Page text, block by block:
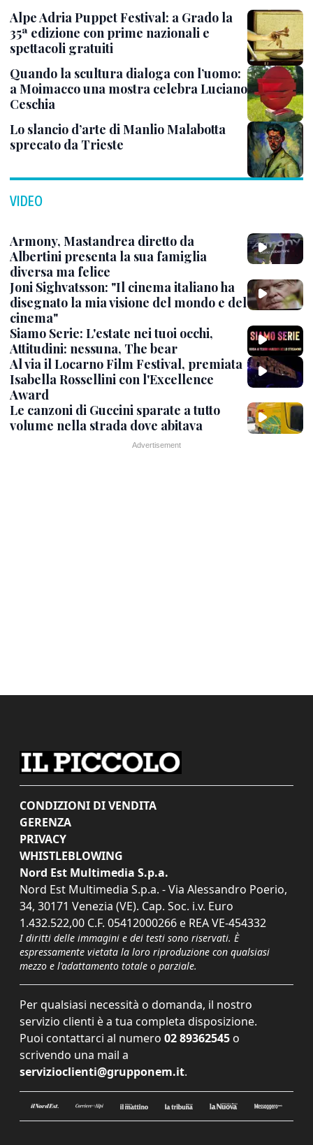
Alpe Adria Puppet Festival: a Grado la
35ª edizione con prime nazionali e
spettacoli gratuiti
Quando la scultura dialoga con l’uomo:
a Moimacco una mostra celebra Luciano
Ceschia
Lo slancio d’arte di Manlio Malabotta
sprecato da Trieste
VIDEO
Armony, Mastandrea diretto da
Albertini presenta la sua famiglia
diversa ma felice
Joni Sighvatsson: "Il cinema italiano ha
disegnato la mia visione del mondo e del
cinema"
Siamo Serie: L'estate nei tuoi occhi,
Attitudini: nessuna, The bear
Al via il Locarno Film Festival, premiata
Isabella Rossellini con l'Excellence
Award
Le canzoni di Guccini sparate a tutto
volume nella strada dove abitava
CONDIZIONI DI VENDITA
GERENZA
PRIVACY
WHISTLEBLOWING
Nord Est Multimedia S.p.a.
Nord Est Multimedia S.p.a. - Via Alessandro Poerio,
34, 30171 Venezia (VE). Cap. Soc. i.v. Euro
1.432.522,00 C.F. 05412000266 e REA VE-454332
I diritti delle immagini e dei testi sono riservati. È
espressamente vietata la loro riproduzione con qualsiasi
mezzo e l'adattamento totale o parziale.
Per qualsiasi necessità o domanda, il nostro
servizio clienti è a tua completa disposizione.
Puoi contattarci al numero 02 89362545 o
scrivendo una mail a
servizioclienti@grupponem.it.